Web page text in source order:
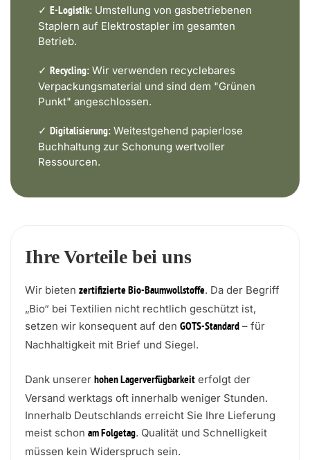
✓ E-Logistik: Umstellung von gasbetriebenen
Staplern auf Elektrostapler im gesamten
Betrieb.
✓ Recycling: Wir verwenden recyclebares
Verpackungsmaterial und sind dem "Grünen
Punkt" angeschlossen.
✓ Digitalisierung: Weitestgehend papierlose
Buchhaltung zur Schonung wertvoller
Ressourcen.
Ihre Vorteile bei uns
Wir bieten zertifizierte Bio-Baumwollstoffe. Da der Begriff
„Bio“ bei Textilien nicht rechtlich geschützt ist,
setzen wir konsequent auf den GOTS-Standard – für
Nachhaltigkeit mit Brief und Siegel.
Dank unserer hohen Lagerverfügbarkeit erfolgt der
Versand werktags oft innerhalb weniger Stunden.
Innerhalb Deutschlands erreicht Sie Ihre Lieferung
meist schon am Folgetag. Qualität und Schnelligkeit
müssen kein Widerspruch sein.